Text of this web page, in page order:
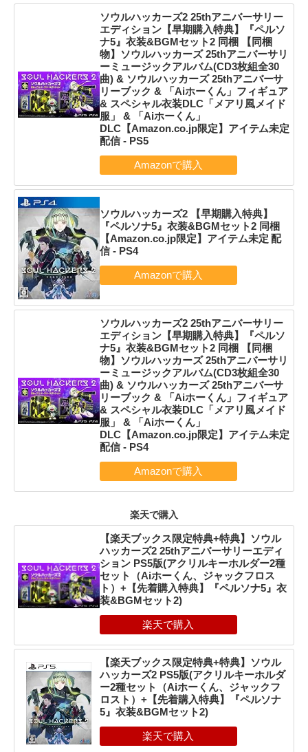
ソウルハッカーズ2 25thアニバーサリー
エディション【早期購入特典】『ペルソ
ナ5』衣装&BGMセット2 同梱 【同梱
物】ソウルハッカーズ 25thアニバーサリ
ーミュージックアルバム(CD3枚組全30
曲) & ソウルハッカーズ 25thアニバーサ
リーブック & 「Aiホーくん」フィギュア
& スペシャル衣装DLC「メアリ風メイド
服」 & 「Aiホーくん」
DLC【Amazon.co.jp限定】アイテム未定
配信 - PS5
ソウルハッカーズ2 【早期購入特典】
『ペルソナ5』衣装&BGMセット2 同梱
【Amazon.co.jp限定】アイテム未定 配
信 - PS4
ソウルハッカーズ2 25thアニバーサリー
エディション【早期購入特典】『ペルソ
ナ5』衣装&BGMセット2 同梱 【同梱
物】ソウルハッカーズ 25thアニバーサリ
ーミュージックアルバム(CD3枚組全30
曲) & ソウルハッカーズ 25thアニバーサ
リーブック & 「Aiホーくん」フィギュア
& スペシャル衣装DLC「メアリ風メイド
服」 & 「Aiホーくん」
DLC【Amazon.co.jp限定】アイテム未定
配信 - PS4
楽天で購入
【楽天ブックス限定特典+特典】ソウル
ハッカーズ2 25thアニバーサリーエディ
ション PS5版(アクリルキーホルダー2種
セット（Aiホーくん、ジャックフロス
ト）+【先着購入特典】『ペルソナ5』衣
装&BGMセット2)
【楽天ブックス限定特典+特典】ソウル
ハッカーズ2 PS5版(アクリルキーホルダ
ー2種セット（Aiホーくん、ジャックフ
ロスト）+【先着購入特典】『ペルソナ
5』衣装&BGMセット2)